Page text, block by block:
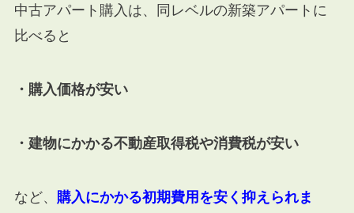
中古アパート購入は、同レベルの新築アパートに
比べると
・購入価格が安い
・建物にかかる不動産取得税や消費税が安い
など、 購入にかかる初期費用を安く抑えられま